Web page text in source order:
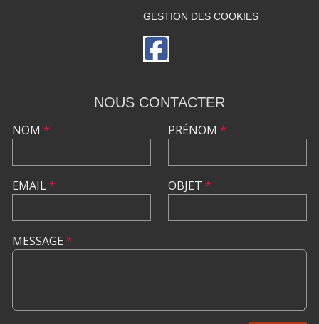
GESTION DES COOKIES
NOUS CONTACTER
NOM *
EMAIL*
PRÉNOM *
OBJET *
MESSAGE *